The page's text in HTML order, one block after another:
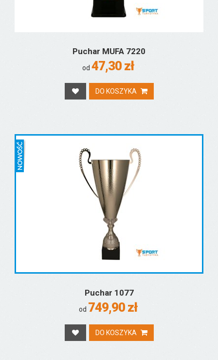
Puchar MUFA 7220
od 47,30 zł
DO KOSZYKA
Puchar 1077
od 749,90 zł
DO KOSZYKA